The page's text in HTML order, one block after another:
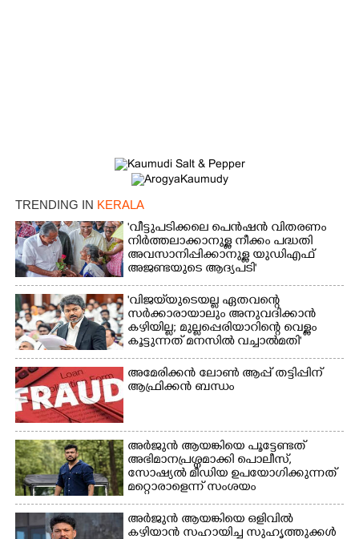
TRENDING IN KERALA
'വീട്ടുപടിക്കലെ പെൻഷൻ വിതരണം
നിർത്തലാക്കാനുള്ള നീക്കം പദ്ധതി
അവസാനിപ്പിക്കാനുള്ള യുഡിഎഫ്
അജണ്ടയുടെ ആദ്യപടി'
'വിജയ്‌യുടെയല്ല ഏതവന്റെ
സർക്കാരായാലും അനുവദിക്കാൻ
കഴിയില്ല; മുല്ലപ്പെരിയാറിന്റെ വെള്ളം
കൂട്ടുന്നത് മനസിൽ വച്ചാൽമതി'
അമേരിക്കൻ ലോൺ ആപ്പ് തട്ടിപ്പിന്
ആഫ്രിക്കൻ ബന്ധം
അർജുൻ ആയങ്കിയെ പൂട്ടേണ്ടത്
അഭിമാനപ്രശ്നമാക്കി പൊലീസ്,
സാേഷ്യൽ മീഡിയ ഉപയോഗിക്കുന്നത്
മറ്റൊരാളെന്ന് സംശയം
അർജുൻ ആയങ്കിയെ ഒളിവിൽ
കഴിയാൻ സഹായിച്ച സുഹൃത്തുക്കൾ